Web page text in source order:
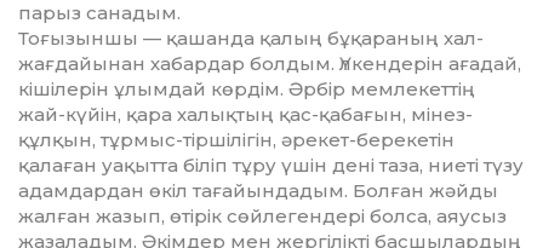
парыз санадым.
Тоғызыншы — қашанда қалың бұ­қараның хал-
жағдайынан хабардар болдым. Үлкендерін ағадай,
кіші­ле­рін ұлымдай көрдім. Әрбір мем­ле­кеттің
жай-күйін, қара халықтың қас-қабағын, мінез-
құлқын, тұрмыс-тіршілігін, әрекет-берекетін
қалаған уа­қытта біліп тұру үшін дені таза, ние­ті түзу
адамдардан өкіл тағайын­дадым. Болған жәйды
жалған жазып, өтірік сөйлегендері болса, аяусыз
жазаладым. Әкімдер мен жергілікті бас­шылардың